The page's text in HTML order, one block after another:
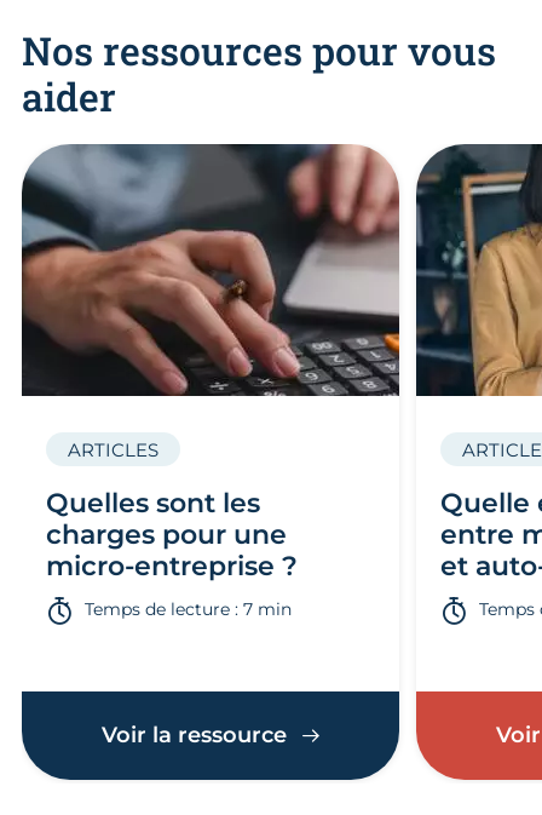
Nos ressources pour vous
aider
Quelles sont les
charges pour une
micro-entreprise ?
ARTICLES
Temps de lecture : 7 min
Voir la ressource
Quelle
entre
et
Temps